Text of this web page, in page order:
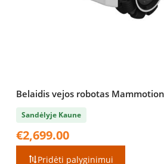
Belaidis vejos robotas
Sandėlyje Kaune
€2,699.00
Pridėti palyginimui